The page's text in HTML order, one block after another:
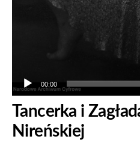
00:00
Tancerka i
Nireńskiej